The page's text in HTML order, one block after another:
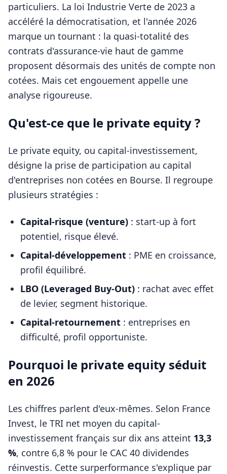
particuliers. La loi Industrie Verte de 2023 a
accéléré la démocratisation, et l'année 2026
marque un tournant : la quasi-totalité des
contrats d'assurance-vie haut de gamme
proposent désormais des unités de compte non
cotées. Mais cet engouement appelle une
analyse rigoureuse.
Qu'est-ce que le private equity ?
Le private equity, ou capital-investissement,
désigne la prise de participation au capital
d'entreprises non cotées en Bourse. Il regroupe
plusieurs stratégies :
Capital-risque (venture) : start-up à fort
potentiel, risque élevé.
Capital-développement : PME en croissance,
profil équilibré.
LBO (Leveraged Buy-Out) : rachat avec effet
de levier, segment historique.
Capital-retournement : entreprises en
difficulté, profil opportuniste.
Pourquoi le private equity séduit
en 2026
Les chiffres parlent d'eux-mêmes. Selon France
Invest, le TRI net moyen du capital-
investissement français sur dix ans atteint 13,3
%, contre 6,8 % pour le CAC 40 dividendes
réinvestis. Cette surperformance s'explique par